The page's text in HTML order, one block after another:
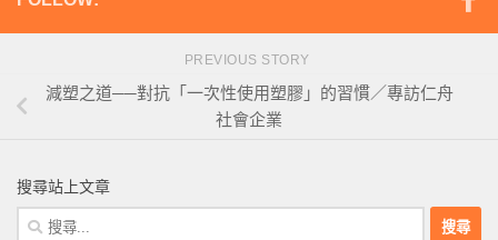
PREVIOUS STORY
減塑之道──對抗「一次性使用塑膠」的習慣／專訪仁舟
社會企業
搜尋站上文章
搜